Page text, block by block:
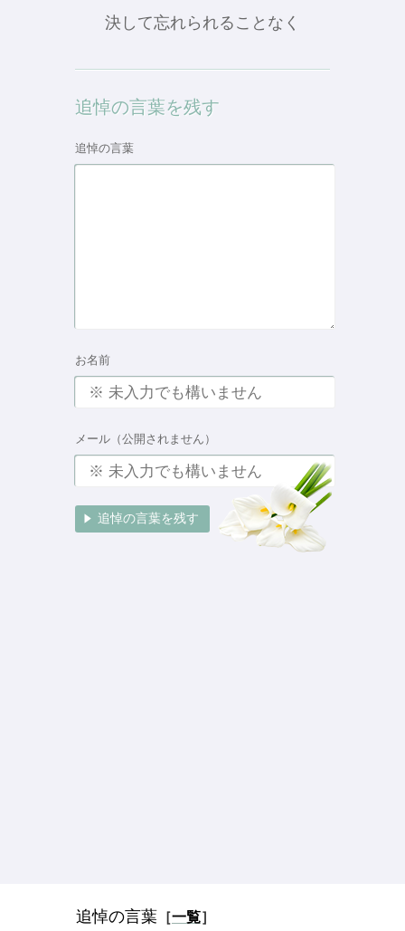
決して忘れられることなく
追悼の言葉を残す
追悼の言葉
お名前
メール（公開されません）
追悼の言葉 ［一覧］